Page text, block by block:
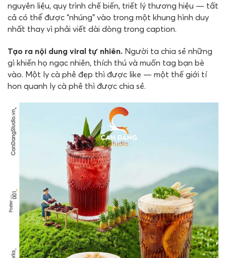
nguyên liệu, quy trình chế biến, triết lý thương hiệu — tất
cả có thể được “nhúng” vào trong một khung hình duy
nhất thay vì phải viết dài dòng trong caption.
Tạo ra nội dung viral tự nhiên. Người ta chia sẻ những
gì khiến họ ngạc nhiên, thích thú và muốn tag bạn bè
vào. Một ly cà phê đẹp thì được like — một thế giới tí
hon quanh ly cà phê thì được chia sẻ.